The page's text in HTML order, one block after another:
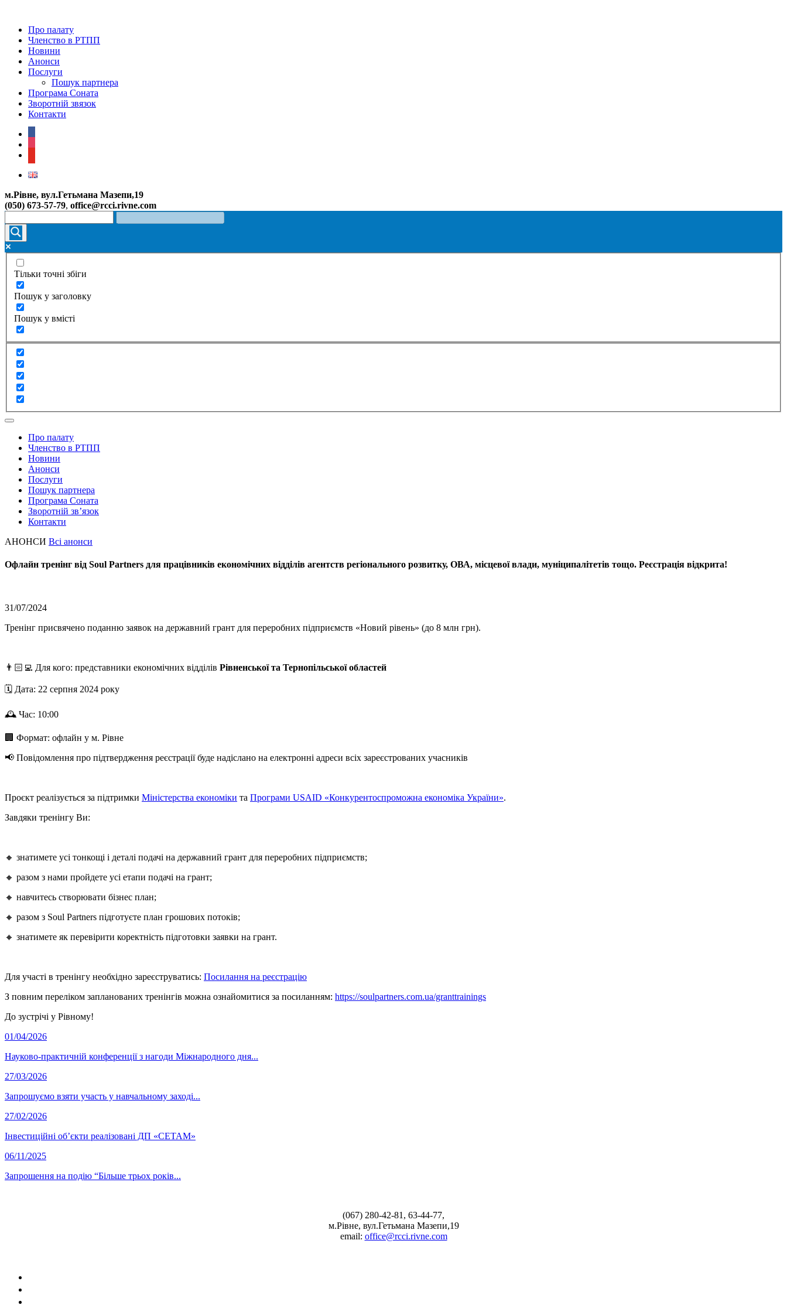
Про палату
Членство в РТПП
Новини
Анонси
Послуги
Пошук партнера
Програма Соната
Зворотній звязок
Контакти
м.Рівне, вул.Гетьмана Мазепи,19
(050) 673-57-79, office@rcci.rivne.com
Тільки точні збіги
Пошук у заголовку
Пошук у вмісті
Про палату
Членство в РТПП
Новини
Анонси
Послуги
Пошук партнера
Програма Соната
Зворотній зв’язок
Контакти
АНОНСИ Всі анонси
Офлайн тренінг від Soul Partners для працівників економічних відділів агентств регіонального розвитку, ОВА, місцевої влади, муніципалітетів тощо. Реєстрація відкрита!
31/07/2024
Тренінг присвячено поданню заявок на державний грант для переробних підприємств «Новий рівень» (до 8 млн грн).
👨🏻‍💻 Для кого: представники економічних відділів Рівненської та Тернопільської областей
🗓 Дата: 22 серпня 2024 року
🕰 Час: 10:00
🏢 Формат: офлайн у м. Рівне
📢 Повідомлення про підтвердження реєстрації буде надіслано на електронні адреси всіх зареєстрованих учасників
Проєкт реалізується за підтримки Міністерства економіки та Програми USAID «Конкурентоспроможна економіка України».
Завдяки тренінгу Ви:
🔸 знатимете усі тонкощі і деталі подачі на державний грант для переробних підприємств;
🔸 разом з нами пройдете усі етапи подачі на грант;
🔸 навчитесь створювати бізнес план;
🔸 разом з Soul Partners підготуєте план грошових потоків;
🔸 знатимете як перевірити коректність підготовки заявки на грант.
Для участі в тренінгу необхідно зареєструватись: Посилання на реєстрацію
З повним переліком запланованих тренінгів можна ознайомитися за посиланням: https://soulpartners.com.ua/granttrainings
До зустрічі у Рівному!
01/04/2026
Науково-практичній конференції з нагоди Міжнародного дня...
27/03/2026
Запрошуємо взяти участь у навчальному заході...
27/02/2026
Інвестиційні об’єкти реалізовані ДП «СЕТАМ»
06/11/2025
Запрошення на подію “Більше трьох років...
(067) 280-42-81, 63-44-77,
м.Рівне, вул.Гетьмана Мазепи,19
email: office@rcci.rivne.com